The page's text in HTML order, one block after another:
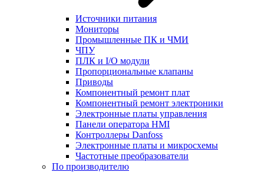
Источники питания
Мониторы
Промышленные ПК и ЧМИ
ЧПУ
ПЛК и I/O модули
Пропорциональные клапаны
Приводы
Компонентный ремонт плат
Компонентный ремонт электроники
Электронные платы управления
Панели оператора HMI
Контроллеры Danfoss
Электронные платы и микросхемы
Частотные преобразователи
По производителю